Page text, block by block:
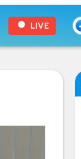
circle LIVE